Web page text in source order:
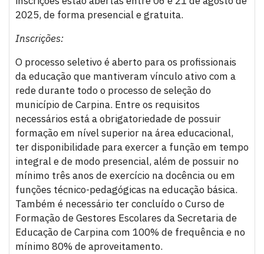
2025, de forma presencial e gratuita.
Inscrições:
O processo seletivo é aberto para os profissionais
da educação que mantiveram vínculo ativo com a
rede durante todo o processo de seleção do
município de Carpina. Entre os requisitos
necessários está a obrigatoriedade de possuir
formação em nível superior na área educacional,
ter disponibilidade para exercer a função em tempo
integral e de modo presencial, além de possuir no
mínimo três anos de exercício na docência ou em
funções técnico-pedagógicas na educação básica.
Também é necessário ter concluído o Curso de
Formação de Gestores Escolares da Secretaria de
Educação de Carpina com 100% de frequência e no
mínimo 80% de aproveitamento.